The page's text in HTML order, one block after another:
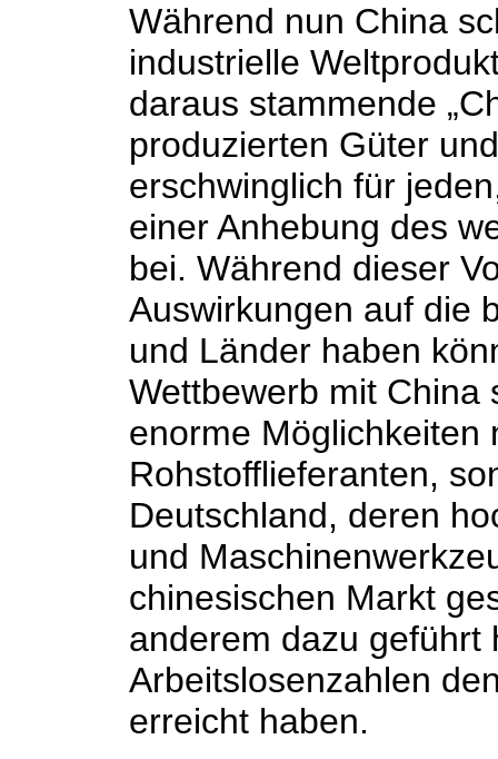
Während nun China
industrielle
daraus stammende
produzierten Güter
erschwinglich für
einer Anhebung des
bei. Während dieser
Auswirkungen auf die
und Länder haben
Wettbewerb mit China
enorme Möglichkeiten
Rohstofflieferanten,
Deutschland, deren
und
chinesischen Markt
anderem dazu geführt
Arbeitslosenzahlen
erreicht haben.